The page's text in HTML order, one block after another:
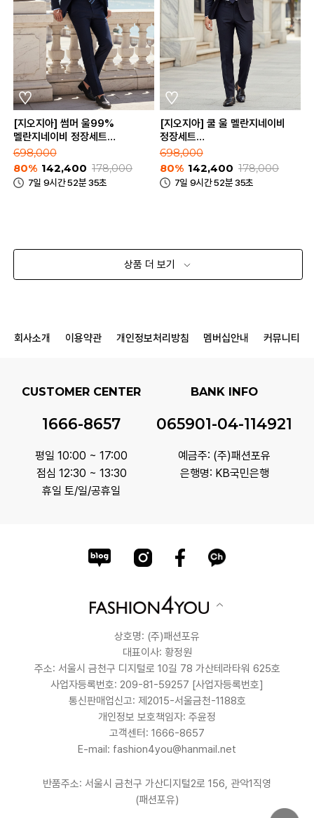
[지오지아] 썸머 울99%
멜란지네이비 정장세트
(AAE2SB1502_AAE2SP1502_MNV)
698,000
80% 142,400 178,000
7일 9시간 52분 35초
[지오지아] 쿨 울 멜란지네이비
정장세트
698,000
80% 142,400 178,000
7일 9시간 52분 35초
상품 더 보기
회사소개 이용약관 개인정보처리방침 멤버십안내 커뮤니티
CUSTOMER CENTER
1666-8657
평일 10:00 ~ 17:00
점심 12:30 ~ 13:30
휴일 토/일/공휴일
BANK INFO
065901-04-114921
예금주: (주)패션포유
은행명: KB국민은행
상호명: (주)패션포유
대표이사: 황정원
주소: 서울시 금천구 디지털로 10길 78 가산테라타워 625호
사업자등록번호: 209-81-59257 [사업자등록번호]
통신판매업신고: 제2015-서울금천-1188호
개인정보 보호책임자: 주윤정
고객센터: 1666-8657
E-mail: fashion4you@hanmail.net
반품주소: 서울시 금천구 가산디지털2로 156, 관악1직영
(패션포유)